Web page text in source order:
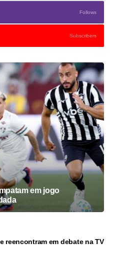
Follows
Subscribers
em jogo
reencontram em debate na TV